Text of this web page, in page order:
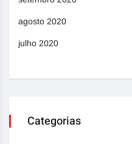
agosto 2020
julho 2020
Categorias